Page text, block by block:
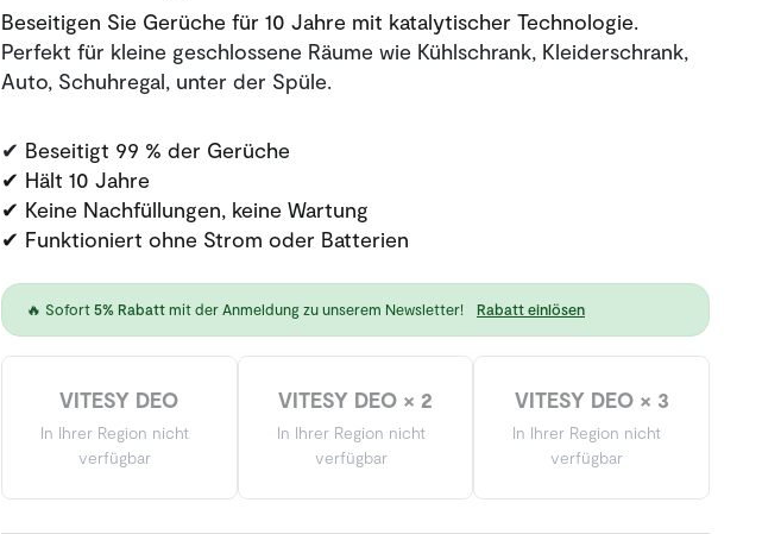
Beseitigen Sie Gerüche für 10 Jahre mit katalytischer Technologie.
Perfekt für kleine geschlossene Räume wie Kühlschrank, Kleiderschrank,
Auto, Schuhregal, unter der Spüle.
✔ Beseitigt 99 % der Gerüche
✔ Hält 10 Jahre
✔ Keine Nachfüllungen, keine Wartung
✔ Funktioniert ohne Strom oder Batterien
🔥 Sofort5% Rabattmit der Anmeldung zu unserem Newsletter! Rabatt einlösen
VITESY DEO
In Ihrer Region nicht
verfügbar
VITESY DEO × 2
In Ihrer Region nicht
verfügbar
VITESY DEO × 3
In Ihrer Region nicht
verfügbar